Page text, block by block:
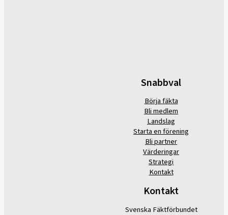
Snabbval
Börja fäkta
Bli medlem
Landslag
Starta en förening
Bli partner
Värderingar
Strategi
Kontakt
Kontakt
Svenska Fäktförbundet